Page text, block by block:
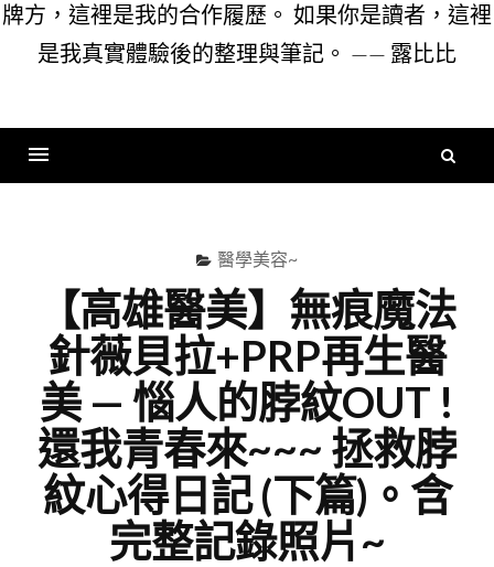
牌方，這裡是我的合作履歷。 如果你是讀者，這裡
是我真實體驗後的整理與筆記。 —— 露比比
醫學美容~
【高雄醫美】無痕魔法
針薇貝拉+PRP再生醫
美 — 惱人的脖紋OUT !
還我青春來~~~ 拯救脖
紋心得日記 (下篇)。含
完整記錄照片~